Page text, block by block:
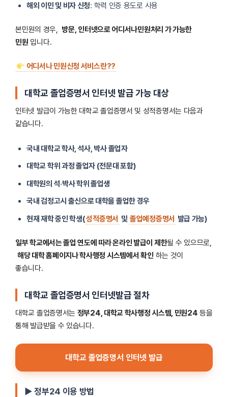
해외 이민 및 비자 신청: 학력 인증 용도로 사용
본민원의 경우, 방문, 인터넷으로 어디서나민원처리 가 가능한
민원 입니다.
어디서나 민원신청 서비스란??
대학교 졸업증명서 인터넷 발급 가능 대상
인터넷 발급이 가능한 대학교 졸업증명서 및 성적증명서는 다음과
같습니다.
국내 대학교 학사, 석사, 박사 졸업자
대학교 학위 과정 졸업자 (전문대 포함)
대학원의 석·박사 학위 졸업생
국내 검정고시 출신으로 대학을 졸업한 경우
현재 재학 중인 학생(성적증명서 및 졸업예정증명서 발급 가능)
일부 학교에서는 졸업 연도에 따라 온라인 발급이 제한될 수 있으므로,
해당 대학 홈페이지나 학사행정 시스템에서 확인 하는 것이
좋습니다.
대학교 졸업증명서 인터넷발급 절차
대학교 졸업증명서는 정부24, 대학교 학사행정 시스템, 민원24 등을
통해 발급받을 수 있습니다.
대학교 졸업증명서 인터넷 발급
▶ 정부24 이용 방법